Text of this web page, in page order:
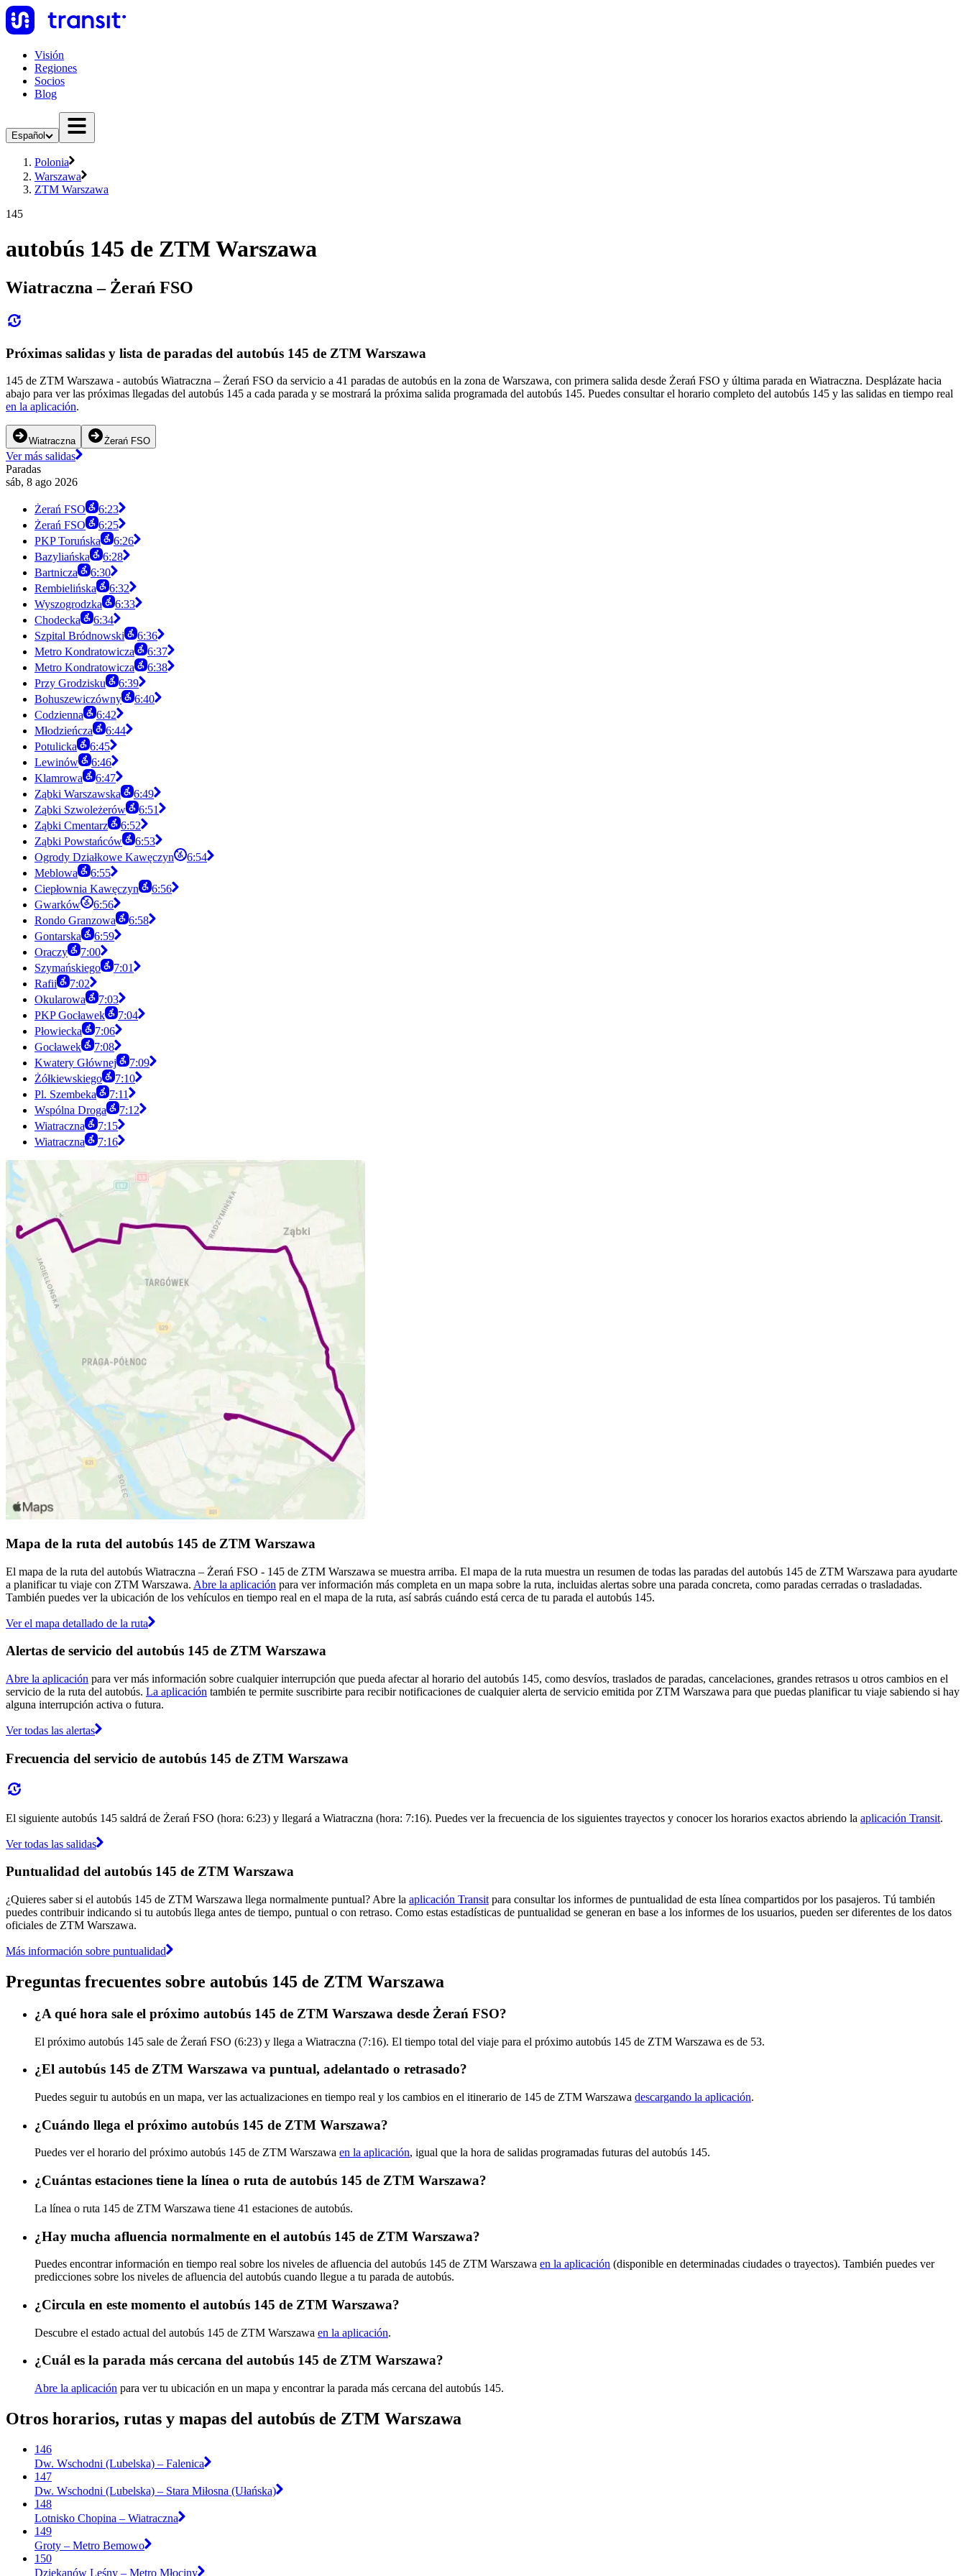
Visión
Regiones
Socios
Blog
Español
Polonia
Warszawa
ZTM Warszawa
145
autobús 145 de ZTM Warszawa
Wiatraczna – Żerań FSO
Próximas salidas y lista de paradas del autobús 145 de ZTM Warszawa
145 de ZTM Warszawa - autobús Wiatraczna – Żerań FSO da servicio a 41 paradas de autobús en la zona de Warszawa, con primera salida desde Żerań FSO y última parada en Wiatraczna. Desplázate hacia
abajo para ver las próximas llegadas del autobús 145 a cada parada y se mostrará la próxima salida programada del autobús 145. Puedes consultar el horario completo del autobús 145 y las salidas en tiempo real
en la aplicación.
Wiatraczna Żerań FSO
Ver más salidas
Paradas
sáb, 8 ago 2026
Żerań FSO
6:23
Żerań FSO
6:25
PKP Toruńska
6:26
Bazyliańska
6:28
Bartnicza
6:30
Rembielińska
6:32
Wyszogrodzka
6:33
Chodecka
6:34
Szpital Bródnowski
6:36
Metro Kondratowicza
6:37
Metro Kondratowicza
6:38
Przy Grodzisku
6:39
Bohuszewiczówny
6:40
Codzienna
6:42
Młodzieńcza
6:44
Potulicka
6:45
Lewinów
6:46
Klamrowa
6:47
Ząbki Warszawska
6:49
Ząbki Szwoleżerów
6:51
Ząbki Cmentarz
6:52
Ząbki Powstańców
6:53
Ogrody Działkowe Kawęczyn
6:54
Meblowa
6:55
Ciepłownia Kawęczyn
6:56
Gwarków
6:56
Rondo Granzowa
6:58
Gontarska
6:59
Oraczy
7:00
Szymańskiego
7:01
Rafii
7:02
Okularowa
7:03
PKP Gocławek
7:04
Płowiecka
7:06
Gocławek
7:08
Kwatery Głównej
7:09
Żółkiewskiego
7:10
Pl. Szembeka
7:11
Wspólna Droga
7:12
Wiatraczna
7:15
Wiatraczna
7:16
Mapa de la ruta del autobús 145 de ZTM Warszawa
El mapa de la ruta del autobús Wiatraczna – Żerań FSO - 145 de ZTM Warszawa se muestra arriba. El mapa de la ruta muestra un resumen de todas las paradas del autobús 145 de ZTM Warszawa para ayudarte
a planificar tu viaje con ZTM Warszawa. Abre la aplicación para ver información más completa en un mapa sobre la ruta, incluidas alertas sobre una parada concreta, como paradas cerradas o trasladadas.
También puedes ver la ubicación de los vehículos en tiempo real en el mapa de la ruta, así sabrás cuándo está cerca de tu parada el autobús 145.
Ver el mapa detallado de la ruta
Alertas de servicio del autobús 145 de ZTM Warszawa
Abre la aplicación para ver más información sobre cualquier interrupción que pueda afectar al horario del autobús 145, como desvíos, traslados de paradas, cancelaciones, grandes retrasos u otros cambios en el
servicio de la ruta del autobús. La aplicación también te permite suscribirte para recibir notificaciones de cualquier alerta de servicio emitida por ZTM Warszawa para que puedas planificar tu viaje sabiendo si hay
alguna interrupción activa o futura.
Ver todas las alertas
Frecuencia del servicio de autobús 145 de ZTM Warszawa
El siguiente autobús 145 saldrá de Żerań FSO (hora: 6:23) y llegará a Wiatraczna (hora: 7:16). Puedes ver la frecuencia de los siguientes trayectos y conocer los horarios exactos abriendo la aplicación Transit.
Ver todas las salidas
Puntualidad del autobús 145 de ZTM Warszawa
¿Quieres saber si el autobús 145 de ZTM Warszawa llega normalmente puntual? Abre la aplicación Transit para consultar los informes de puntualidad de esta línea compartidos por los pasajeros. Tú también
puedes contribuir indicando si tu autobús llega antes de tiempo, puntual o con retraso. Como estas estadísticas de puntualidad se generan en base a los informes de los usuarios, pueden ser diferentes de los datos
oficiales de ZTM Warszawa.
Más información sobre puntualidad
Preguntas frecuentes sobre autobús 145 de ZTM Warszawa
¿A qué hora sale el próximo autobús 145 de ZTM Warszawa desde Żerań FSO?
El próximo autobús 145 sale de Żerań FSO (6:23) y llega a Wiatraczna (7:16). El tiempo total del viaje para el próximo autobús 145 de ZTM Warszawa es de 53.
¿El autobús 145 de ZTM Warszawa va puntual, adelantado o retrasado?
Puedes seguir tu autobús en un mapa, ver las actualizaciones en tiempo real y los cambios en el itinerario de 145 de ZTM Warszawa descargando la aplicación.
¿Cuándo llega el próximo autobús 145 de ZTM Warszawa?
Puedes ver el horario del próximo autobús 145 de ZTM Warszawa en la aplicación, igual que la hora de salidas programadas futuras del autobús 145.
¿Cuántas estaciones tiene la línea o ruta de autobús 145 de ZTM Warszawa?
La línea o ruta 145 de ZTM Warszawa tiene 41 estaciones de autobús.
¿Hay mucha afluencia normalmente en el autobús 145 de ZTM Warszawa?
Puedes encontrar información en tiempo real sobre los niveles de afluencia del autobús 145 de ZTM Warszawa en la aplicación (disponible en determinadas ciudades o trayectos). También puedes ver
predicciones sobre los niveles de afluencia del autobús cuando llegue a tu parada de autobús.
¿Circula en este momento el autobús 145 de ZTM Warszawa?
Descubre el estado actual del autobús 145 de ZTM Warszawa en la aplicación.
¿Cuál es la parada más cercana del autobús 145 de ZTM Warszawa?
Abre la aplicación para ver tu ubicación en un mapa y encontrar la parada más cercana del autobús 145.
Otros horarios, rutas y mapas del autobús de ZTM Warszawa
146
Dw. Wschodni (Lubelska) – Falenica
147
Dw. Wschodni (Lubelska) – Stara Miłosna (Ułańska)
148
Lotnisko Chopina – Wiatraczna
149
Groty – Metro Bemowo
150
Dziekanów Leśny – Metro Młociny